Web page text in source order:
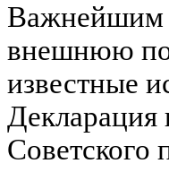
Важнейшим
внешнюю
известные
Декларация
Советского